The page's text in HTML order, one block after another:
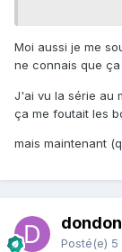
Moi aussi je me
ne connais que
J'ai vu la série au
ça me foutait les
mais maintenant
dondon
Posté(e) 5